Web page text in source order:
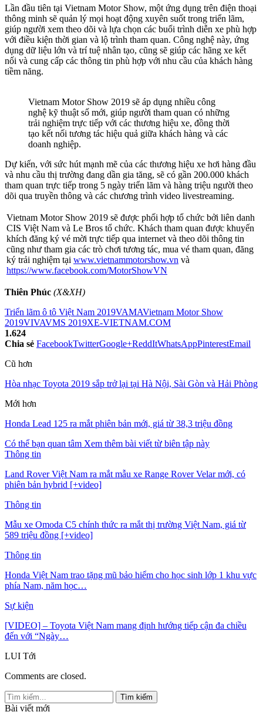
Lần đầu tiên tại Vietnam Motor Show, một ứng dụng trên điện thoại
thông minh sẽ quản lý mọi hoạt động xuyên suốt trong triển lãm,
giúp người xem theo dõi và lựa chọn các buổi trình diễn xe phù hợp
với điều kiện thời gian và lộ trình tham quan. Công nghệ này, ứng
dụng dữ liệu lớn và trí tuệ nhân tạo, cũng sẽ giúp các hãng xe kết
nối và cung cấp các thông tin phù hợp với nhu cầu của khách hàng
tiềm năng.
Vietnam Motor Show 2019 sẽ áp dụng nhiều công
nghệ kỹ thuật số mới, giúp người tham quan có những
trải nghiệm trực tiếp với các thương hiệu xe, đồng thời
tạo kết nối tương tác hiệu quả giữa khách hàng và các
doanh nghiệp.
Dự kiến, với sức hút mạnh mẽ của các thương hiệu xe hơi hàng đầu
và nhu cầu thị trường đang dần gia tăng, sẽ có gần 200.000 khách
tham quan trực tiếp trong 5 ngày triển lãm và hàng triệu người theo
dõi qua truyền thông và các chương trình video livestreaming.
Vietnam Motor Show 2019 sẽ được phối hợp tổ chức bởi liên danh
CIS Việt Nam và Le Bros tổ chức. Khách tham quan được khuyến
khích đăng ký vé mời trực tiếp qua internet và theo dõi thông tin
cũng như tham gia các trò chơi tương tác, mua vé tham quan, đăng
ký trải nghiệm tại www.vietnammotorshow.vn và
https://www.facebook.com/MotorShowVN
Thiên Phúc (X&XH)
Triển lãm ô tô Việt Nam 2019VAMAVietnam Motor Show
2019VIVAVMS 2019XE-VIETNAM.COM
1.624
Chia sẻ FacebookTwitterGoogle+ReddItWhatsAppPinterestEmail
Cũ hơn
Hòa nhạc Toyota 2019 sắp trở lại tại Hà Nội, Sài Gòn và Hải Phòng
Mới hơn
Honda Lead 125 ra mắt phiên bản mới, giá từ 38,3 triệu đồng
Có thể bạn quan tâm Xem thêm bài viết từ biên tập này
Thông tin
Land Rover Việt Nam ra mắt mẫu xe Range Rover Velar mới, có
phiên bản hybrid [+video]
Thông tin
Mẫu xe Omoda C5 chính thức ra mắt thị trường Việt Nam, giá từ
589 triệu đồng [+video]
Thông tin
Honda Việt Nam trao tặng mũ bảo hiểm cho học sinh lớp 1 khu vực
phía Nam, năm học…
Sự kiện
[VIDEO] – Toyota Việt Nam mang định hướng tiếp cận đa chiều
đến với “Ngày…
LUI Tới
Comments are closed.
Bài viết mới